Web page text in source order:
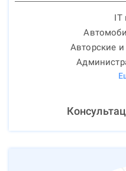
IT
Авторские